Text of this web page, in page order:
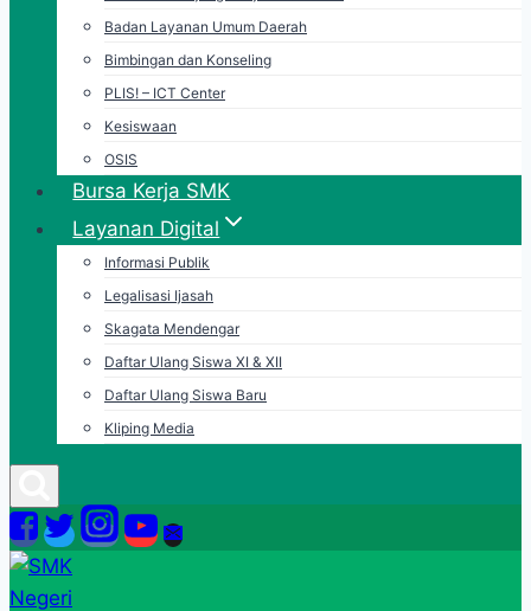
Badan Layanan Umum Daerah
Bimbingan dan Konseling
PLIS! – ICT Center
Kesiswaan
OSIS
Bursa Kerja SMK
Layanan Digital
Informasi Publik
Legalisasi Ijasah
Skagata Mendengar
Daftar Ulang Siswa XI & XII
Daftar Ulang Siswa Baru
Kliping Media